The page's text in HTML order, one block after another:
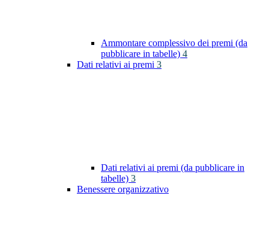
Ammontare complessivo dei premi (da
pubblicare in tabelle) 4
Dati relativi ai premi 3
Dati relativi ai premi (da pubblicare in
tabelle) 3
Benessere organizzativo